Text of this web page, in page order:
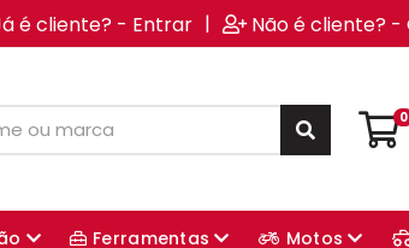
é cliente? - Entrar | Não é cliente?
0
Ferramentas Motos